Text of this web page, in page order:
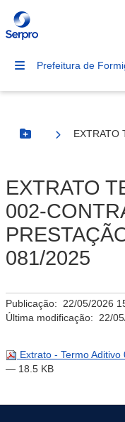
Prefeitura de
Botão Menu
EXTRATO
EXTRATO
002-
081/2025
Publicação: 22/05/2026
Última modificação: 22/
Extrato - Termo
— 18.5 KB